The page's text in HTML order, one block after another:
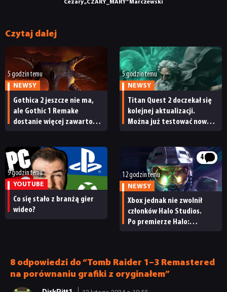
Cezary „CZARY_MARY” Marczewski
Czytaj dalej
5 godzin temu
NEWSY
Gothica 2 jeszcze nie ma,
ale Gothic 1 Remake
dostanie więcej zawartości.
5 godzin temu
NEWSY
Titan Quest 2 doczekał się
kolejnej aktualizacji.
Można już testować nową
9 godzin temu
YOUTUBE
Co się stało z branżą gier
wideo?
4
12 godzin temu
NEWSY
Xbox jednak nie zwolnił
członków Halo Studios.
Po premierze Halo:
8 odpowiedzi do “Tomb Raider 1–3 Remastered
na porównaniu grafiki z oryginałem”